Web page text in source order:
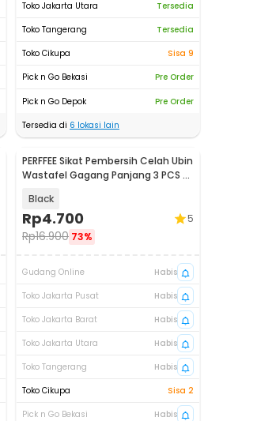
Toko Jakarta Utara
Tersedia
Toko Tangerang
Tersedia
Toko Cikupa
Sisa 9
Pick n Go Bekasi
Pre Order
Pick n Go Depok
Pre Order
Tersedia di 6 lokasi lain
PERFFEE Sikat Pembersih Celah Ubin
Wastafel Gagang Panjang 3 PCS -
Black
Rp4.700
Rp16.900 73%
5
Gudang Online
Habis
Toko Jakarta Pusat
Habis
Toko Jakarta Barat
Habis
Toko Jakarta Utara
Habis
Toko Tangerang
Habis
Toko Cikupa
Sisa 2
Pick n Go Bekasi
Habis